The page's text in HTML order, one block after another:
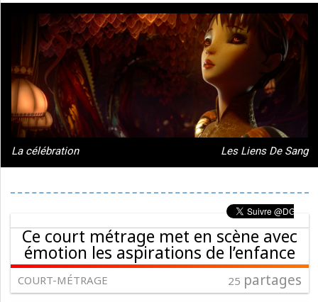
La célébration Les Liens De Sang
Ce court métrage met en scène avec
émotion les aspirations de l’enfance
COURT-MÉTRAGE 25 partages